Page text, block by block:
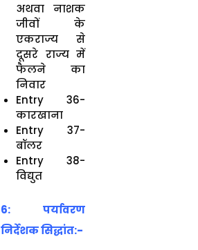
अथवा नाशक
जीवों के
एकराज्य से
दूसरे राज्य में
फैलने का
निवार
Entry 36-
कारखाना
Entry 37-
बॉलर
Entry 38-
विद्युत
6: पर्यावरण
निर्देशक सिद्धांत:-